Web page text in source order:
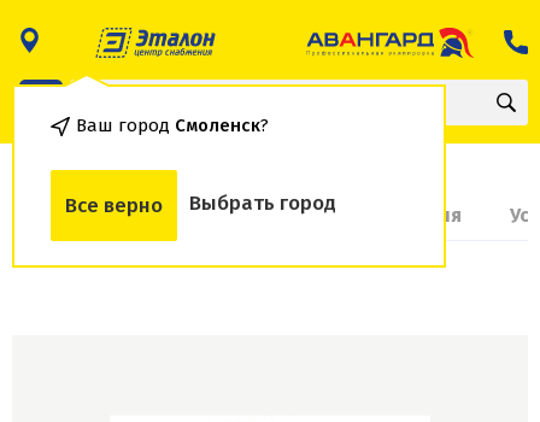
Ваш город Смоленск?
Все верно Выбрать город
О товаре Доставка и оплата Гарантия